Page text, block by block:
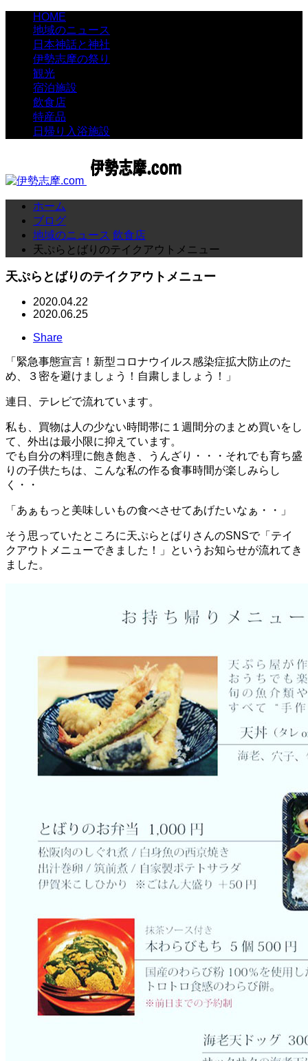
HOME
地域のニュース
日本神話と神社
伊勢志摩の祭り
観光
宿泊施設
飲食店
特産品
日帰り入浴施設
ホーム
ブログ
地域のニュース 飲食店
天ぷらとばりのテイクアウトメニュー
天ぷらとばりのテイクアウトメニュー
2020.04.22
2020.06.25
Share
「緊急事態宣言！新型コロナウイルス感染症拡大防止のた
め、３密を避けましょう！自粛しましょう！」
連日、テレビで流れています。
私も、買物は人の少ない時間帯に１週間分のまとめ買いをし
て、外出は最小限に抑えています。
でも自分の料理に飽き飽き、うんざり・・・それでも育ち盛
りの子供たちは、こんな私の作る食事時間が楽しみらし
く・・
「あぁもっと美味しいもの食べさせてあげたいなぁ・・」
そう思っていたところに天ぷらとばりさんのSNSで「テイ
クアウトメニューできました！」というお知らせが流れてき
ました。